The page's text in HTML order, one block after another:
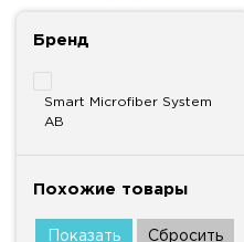
Бренд
Smart Microfiber System
AB
Похожие товары